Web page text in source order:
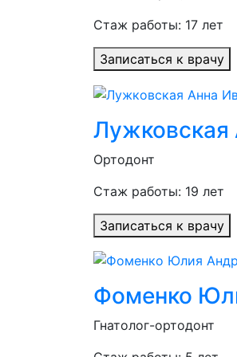
Стаж работы: 17 лет
Записаться к врачу
Лужковская
Ортодонт
Стаж работы: 19 лет
Записаться к врачу
Фоменко
Гнатолог-ортодонт